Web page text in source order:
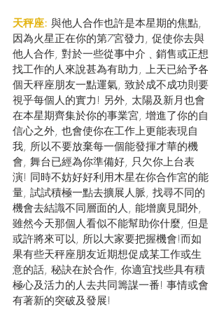
天秤座: 與他人合作也許是本星期的焦點,
因為火星正在你的第7宮發力, 促使你去與
他人合作, 對於一些從事中介﹑銷售或正想
找工作的人來說甚為有助力, 上天已給予各
個天秤座朋友一點運氣, 致於成不成功則要
視乎每個人的實力! 另外, 太陽及新月也會
在本星期齊集於你的事業宮, 增進了你的自
信心之外, 也會使你在工作上更能表現自
我, 所以不要放棄每一個能發揮才華的機
會, 舞台已經為你準備好, 只欠你上台表
演! 同時不妨好好利用木星在你合作宮的能
量, 試試積極一點去擴展人脈, 找尋不同的
機會去結識不同層面的人, 能增廣見聞外,
雖然今天那個人看似不能幫助你什麼, 但是
或許將來可以, 所以大家要把握機會!而如
果有些天秤座朋友近期想促成某工作或生
意的話, 秘訣在於合作, 你適宜找些具有積
極心及活力的人去共同籌謀一番! 事情或會
有著新的突破及發展!